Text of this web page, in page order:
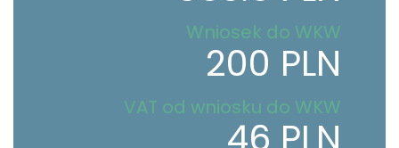
Wniosek do WKW
200 PLN
VAT od wniosku do WKW